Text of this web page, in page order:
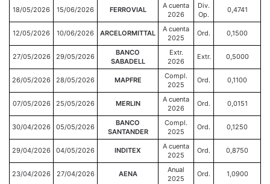
18/05/2026 15/06/2026 FERROVIAL
A cuenta
2026
Div.
Op.
0,4741
12/05/2026 10/06/2026 ARCELORMITTAL
A cuenta
2025
Ord. 0,1500
27/05/2026 29/05/2026
BANCO
SABADELL
Extr.
2026
Extr. 0,5000
26/05/2026 28/05/2026 MAPFRE
Compl.
2025
Ord. 0,1100
07/05/2026 25/05/2026 MERLIN
A cuenta
2026
Ord. 0,0151
30/04/2026 05/05/2026
BANCO
SANTANDER
Compl.
2025
Ord. 0,1250
29/04/2026 04/05/2026 INDITEX
A cuenta
2025
Ord. 0,8750
23/04/2026 27/04/2026 AENA
Anual
2025
Ord. 1,0900